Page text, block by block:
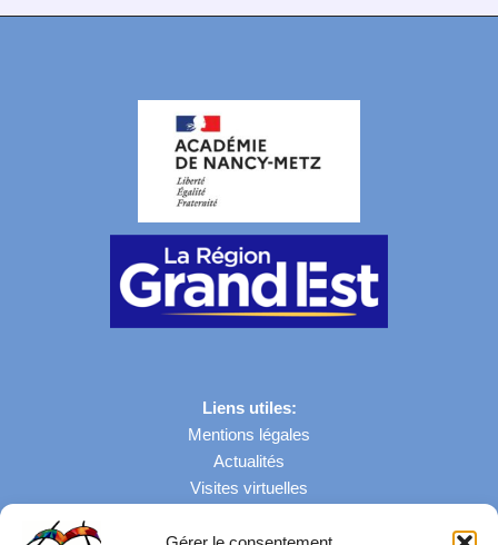
Liens utiles:
Mentions légales
Actualités
Visites virtuelles